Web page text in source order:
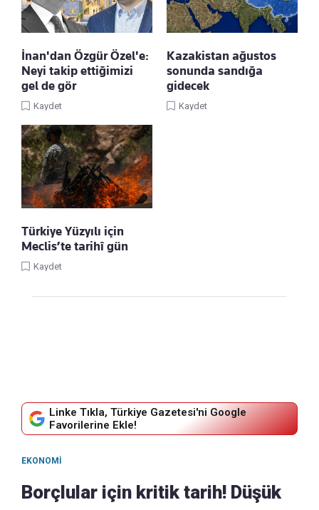
İnan'dan Özgür Özel'e:
Neyi takip ettiğimizi
gel de gör
Kaydet
Kazakistan ağustos
sonunda sandığa
gidecek
Kaydet
Türkiye Yüzyılı için
Meclis’te tarihî gün
Kaydet
Linke Tıkla, Türkiye Gazetesi'ni Google
Favorilerine Ekle!
EKONOMI
Borçlular için kritik tarih! Düşük